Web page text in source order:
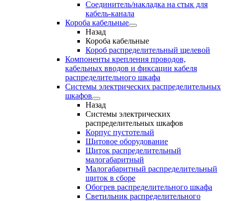
Соединитель/накладка на стык для
кабель-канала
Короба кабельные
Назад
Короба кабельные
Короб распределительный щелевой
Компоненты крепления проводов,
кабельных вводов и фиксации кабеля
распределительного шкафа
Системы электрических распределительных
шкафов
Назад
Системы электрических
распределительных шкафов
Корпус пустотелый
Щитовое оборудование
Щиток распределительный
малогабаритный
Малогабаритный распределительный
щиток в сборе
Обогрев распределительного шкафа
Светильник распределительного